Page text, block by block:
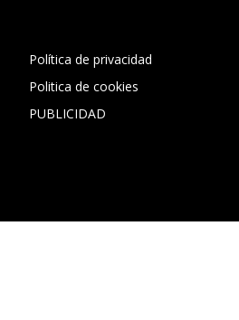
Política de privacidad
Politica de cookies
PUBLICIDAD